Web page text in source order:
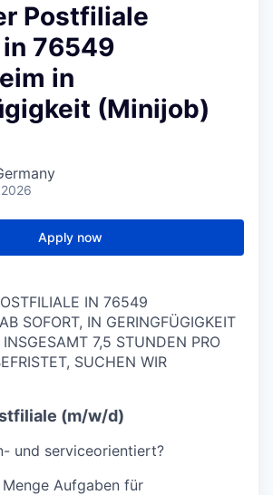
Postfiliale
76549
in
(Minijob)
Apply now
IN 76549
SOFORT, IN GERINGFÜGIGKEIT
7,5 STUNDEN PRO
SUCHEN WIR
(m/w/d)
und serviceorientiert?
Aufgaben für